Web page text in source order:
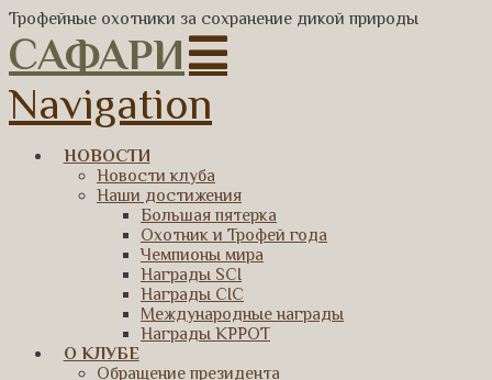
Трофейные охотники за сохранение дикой природы
САФАРИ
Navigation
НОВОСТИ
Новости клуба
Наши достижения
Большая пятерка
Охотник и Трофей года
Чемпионы мира
Награды SCI
Награды CIC
Международные награды
Награды КРРОТ
О КЛУБЕ
Обращение президента